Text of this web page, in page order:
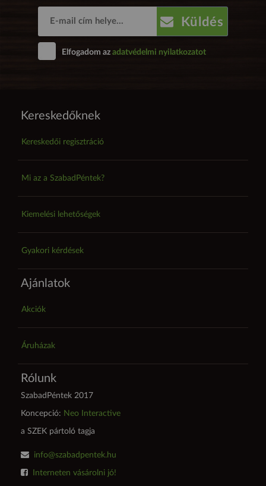
Küldés
Elfogadom az adatvédelmi nyilatkozatot
Kereskedőknek
Kereskedői regisztráció
Mi az a SzabadPéntek?
Kiemelési lehetőségek
Gyakori kérdések
Ajánlatok
Akciók
Áruházak
Rólunk
SzabadPéntek 2017
Koncepció: Neo Interactive
a SZEK pártoló tagja
info@szabadpentek.hu
Interneten vásárolni jó!